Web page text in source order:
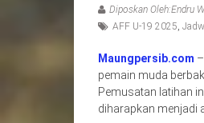
Diposkan Oleh:Endru
AFF U-19 2025,
Maungpersib.com
pemain muda
Pemusatan latihan
diharapkan menjadi